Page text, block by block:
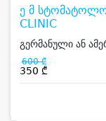
ე მ
CLINIC
გერმანული ან
600 ₾
350 ₾